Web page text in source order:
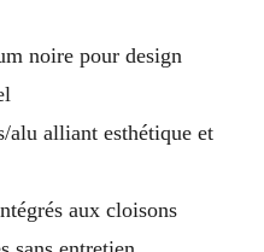
noire pour design
alu alliant esthétique et
aux cloisons